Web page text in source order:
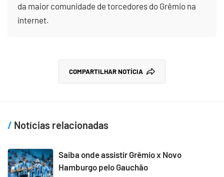
da maior comunidade de torcedores do Grêmio na
internet.
COMPARTILHAR NOTÍCIA
Notícias relacionadas
Saiba onde assistir Grêmio x Novo
Hamburgo pelo Gauchão